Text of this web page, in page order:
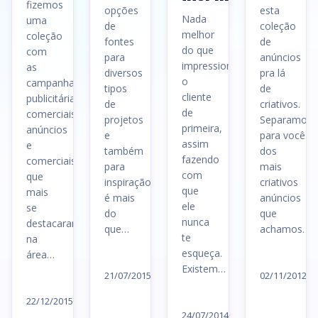
fizemos
uma
coleção
com
as
campanhas
publicitárias,
comerciais,
anúncios
e
comerciais
que
mais
se
destacaram
na
área…
22/12/2015
opções
de
fontes
para
diversos
tipos
de
projetos
e
também
para
inspiração
é mais
do
que…
21/07/2015
Nada
melhor
do que
impressionar
o
cliente
de
primeira,
assim
fazendo
com
que
ele
nunca
te
esqueça.
Existem…
24/07/2014
esta
coleção
de
anúncios
pra lá
de
criativos.
Separamos
para você
dos
mais
criativos
anúncios
que
achamos…
02/11/2012